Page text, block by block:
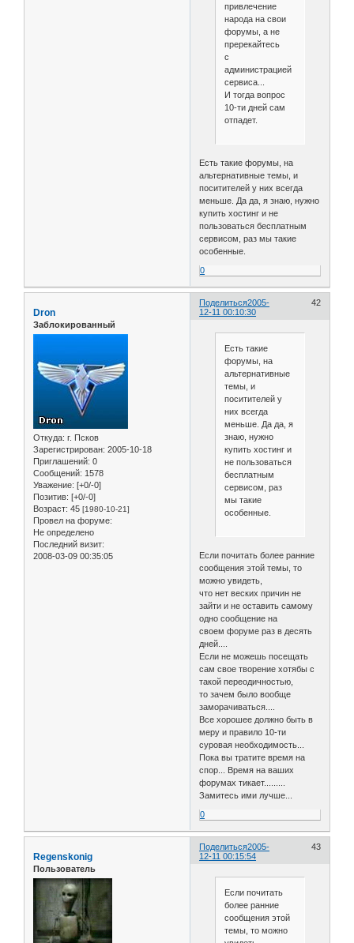
привлечение
народа на свои
форумы, а не
пререкайтесь
с
администрацией
сервиса...
И тогда вопрос
10-ти дней сам
отпадет.
Есть такие форумы, на
альтернативные темы, и
поситителей у них всегда
меньше. Да да, я знаю, нужно
купить хостинг и не
пользоваться бесплатным
сервисом, раз мы такие
особенные.
0
Поделиться 42
2005-
12-11 00:10:30
Dron
Заблокированный
Откуда: г. Псков
Зарегистрирован: 2005-10-18
Приглашений: 0
Сообщений: 1578
Уважение: [+0/-0]
Позитив: [+0/-0]
Возраст: 45 [1980-10-21]
Провел на форуме:
Не определено
Последний визит:
2008-03-09 00:35:05
Есть такие
форумы, на
альтернативные
темы, и
поситителей у
них всегда
меньше. Да да, я
знаю, нужно
купить хостинг и
не пользоваться
бесплатным
сервисом, раз
мы такие
особенные.
Если почитать более ранние
сообщения этой темы, то
можно увидеть,
что нет веских причин не
зайти и не оставить самому
одно сообщение на
своем форуме раз в десять
дней....
Если не можешь посещать
сам свое творение хотябы с
такой переодичностью,
то зачем было вообще
заморачиваться....
Все хорошее должно быть в
меру и правило 10-ти
суровая необходимость...
Пока вы тратите время на
спор... Время на ваших
форумах тикает.........
Замитесь ими лучше...
0
Поделиться 43
2005-
12-11 00:15:54
Regenskonig
Пользователь
Если почитать
более ранние
сообщения этой
темы, то можно